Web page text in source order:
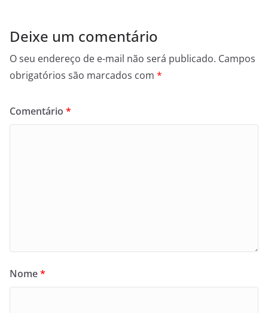
Deixe um comentário
O seu endereço de e-mail não será publicado. Campos
obrigatórios são marcados com *
Comentário *
Nome*